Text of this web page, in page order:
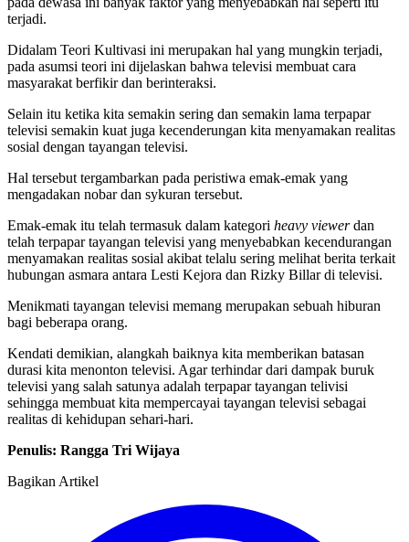
terjadi.
Didalam Teori Kultivasi ini merupakan hal yang mungkin terjadi,
pada asumsi teori ini dijelaskan bahwa televisi membuat cara
masyarakat berfikir dan berinteraksi.
Selain itu ketika kita semakin sering dan semakin lama terpapar
televisi semakin kuat juga kecenderungan kita menyamakan realitas
sosial dengan tayangan televisi.
Hal tersebut tergambarkan pada peristiwa emak-emak yang
mengadakan nobar dan sykuran tersebut.
Emak-emak itu telah termasuk dalam kategori heavy viewerdan
telah terpapar tayangan televisi yang menyebabkan kecendurangan
menyamakan realitas sosial akibat telalu sering melihat berita terkait
hubungan asmara antara Lesti Kejora dan Rizky Billar di televisi.
Menikmati tayangan televisi memang merupakan sebuah hiburan
bagi beberapa orang.
Kendati demikian, alangkah baiknya kita memberikan batasan
durasi kita menonton televisi. Agar terhindar dari dampak buruk
televisi yang salah satunya adalah terpapar tayangan telivisi
sehingga membuat kita mempercayai tayangan televisi sebagai
realitas di kehidupan sehari-hari.
Penulis: Rangga Tri Wijaya
Bagikan Artikel